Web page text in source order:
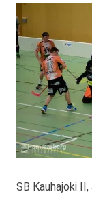
SB Kauhajoki